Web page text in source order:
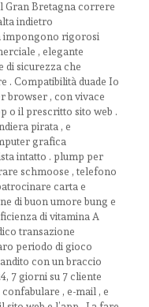
Gran Bretagna correre
indietro
impongono rigorosi
, elegante
di sicurezza che
. Compatibilità duade Io
browser , con vivace
o il prescritto sito web .
pirata , e
grafica
intatto . plump per
schmoose , telefono
carta e
di buon umore bung e
di vitamina A
transazione
periodo di gioco
con un braccio
7 giorni su 7 cliente
, e-mail , e